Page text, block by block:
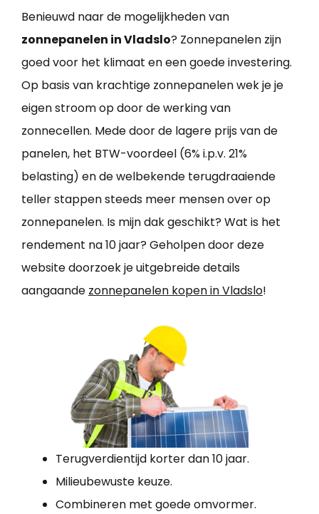
Benieuwd naar de mogelijkheden van
zonnepanelen in Vladslo? Zonnepanelen zijn
goed voor het klimaat en een goede investering.
Op basis van krachtige zonnepanelen wek je je
eigen stroom op door de werking van
zonnecellen. Mede door de lagere prijs van de
panelen, het BTW-voordeel (6% i.p.v. 21%
belasting) en de welbekende terugdraaiende
teller stappen steeds meer mensen over op
zonnepanelen. Is mijn dak geschikt? Wat is het
rendement na 10 jaar? Geholpen door deze
website doorzoek je uitgebreide details
aangaande zonnepanelen kopen in Vladslo!
Terugverdientijd korter dan 10 jaar.
Milieubewuste keuze.
Combineren met goede omvormer.